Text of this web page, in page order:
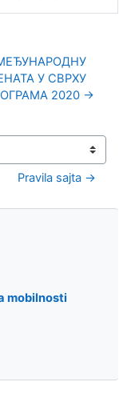
У СВРХУ
2020 →
Pravila sajta →
mobilnosti